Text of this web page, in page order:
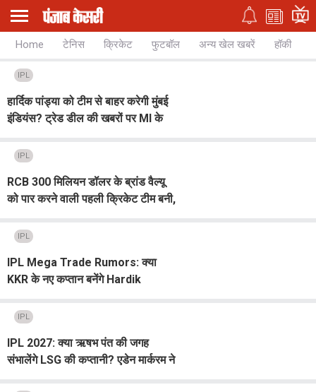
Home टेनिस क्रिकेट फुटबॉल अन्य खेल खबरें हॉकी
IPL
हार्दिक पांड्या को टीम से बाहर करेगी मुंबई
इंडियंस? ट्रेड डील की खबरों पर MI के
IPL
RCB 300 मिलियन डॉलर के ब्रांड वैल्यू
को पार करने वाली पहली क्रिकेट टीम बनी,
IPL
IPL Mega Trade Rumors: क्या
KKR के नए कप्तान बनेंगे Hardik
IPL
IPL 2027: क्या ऋषभ पंत की जगह
संभालेंगे LSG की कप्तानी? एडेन मार्करम ने